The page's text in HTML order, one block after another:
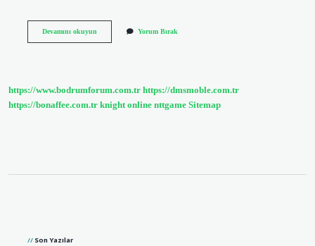
Devamını okuyunBeyaz
Mu
Yorum Bırak
https://www.bodrumforum.com.tr https://dmsmoble.com.tr
https://bonaffee.com.tr knight online nttgame Sitemap
Son Yazılar